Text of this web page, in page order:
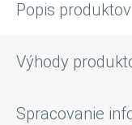
Popis produktov
Výhody
Spracovanie